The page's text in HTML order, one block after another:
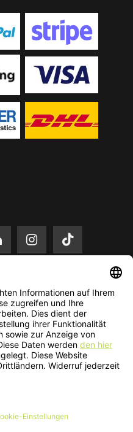
zzgl. Versandkosten.
Nur solange der Vorrat reicht.
& Co. KG - All Rights Reserved.​